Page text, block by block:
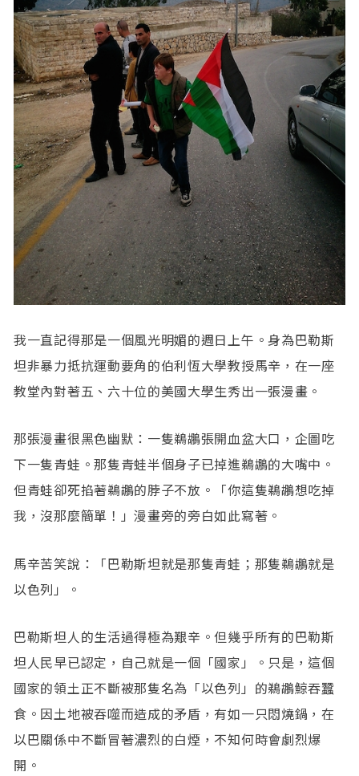
我一直記得那是一個風光明媚的週日上午。身為巴勒斯
坦非暴力抵抗運動要角的伯利恆大學教授馬辛，在一座
教堂內對著五、六十位的美國大學生秀出一張漫畫。
那張漫畫很黑色幽默：一隻鵜鶘張開血盆大口，企圖吃
下一隻青蛙。那隻青蛙半個身子已掉進鵜鶘的大嘴中。
但青蛙卻死掐著鵜鶘的脖子不放。「你這隻鵜鶘想吃掉
我，沒那麼簡單！」漫畫旁的旁白如此寫著。
馬辛苦笑說：「巴勒斯坦就是那隻青蛙；那隻鵜鶘就是
以色列」。
巴勒斯坦人的生活過得極為艱辛。但幾乎所有的巴勒斯
坦人民早已認定，自己就是一個「國家」。只是，這個
國家的領土正不斷被那隻名為「以色列」的鵜鶘鯨吞蠶
食。因土地被吞噬而造成的矛盾，有如一只悶燒鍋，在
以巴關係中不斷冒著濃烈的白煙，不知何時會劇烈爆
開。